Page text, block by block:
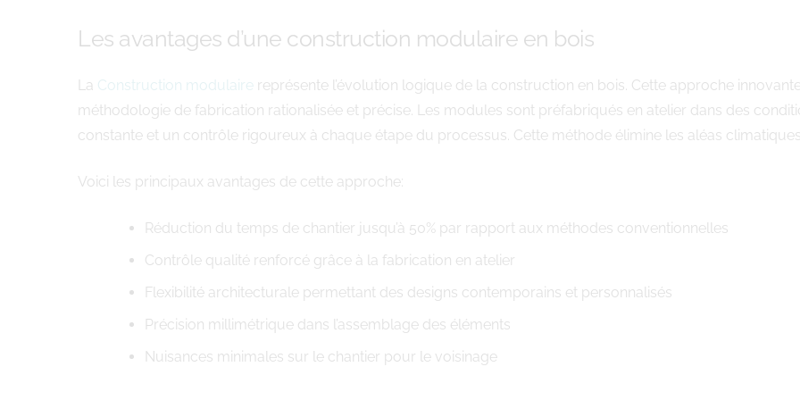
Les avantages d’une construction modulaire en bois
La Construction modulaire représente l’évolution logique de la construction en bois. Cette approche
méthodologie de fabrication rationalisée et précise. Les modules sont préfabriqués en atelier dans des
constante et un contrôle rigoureux à chaque étape du processus. Cette méthode élimine les aléas
Voici les principaux avantages de cette approche:
Réduction du temps de chantier jusqu’à 50% par rapport aux méthodes conventionnelles
Contrôle qualité renforcé grâce à la fabrication en atelier
Flexibilité architecturale permettant des designs contemporains et personnalisés
Précision millimétrique dans l’assemblage des éléments
Nuisances minimales sur le chantier pour le voisinage